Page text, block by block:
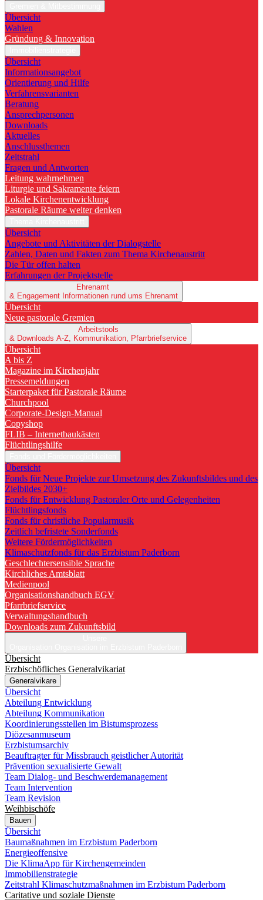
Übersicht
Wahlen
Gründung & Innovation
Übersicht
Informationsangebot
Orientierung und Hilfe
Verfahrensvarianten
Beratung
Ansprechpersonen
Downloads
Aktuelles
Anschlussthemen
Zeitstrahl
Fragen und Antworten
Leitung wahrnehmen
Liturgie und Sakramente feiern
Lokale Kirchenentwicklung
Pastorale Räume weiter denken
Übersicht
Angebote und Aktivitäten der Dialogstelle
Zahlen, Daten und Fakten zum Thema Kirchenaustritt
Die Tür offen halten
Erfahrungen der Projektstelle
Ehrenamt
& Engagement Informationen rund ums Ehrenamt
Übersicht
Neue pastorale Gremien
Arbeitstools
& Downloads A-Z, Kommunikation, Pfarrbriefservice
Übersicht
A bis Z
Magazine im Kirchenjahr
Pressemeldungen
Starterpaket für Pastorale Räume
Churchpool
Corporate-Design-Manual
Copyshop
FLIB – Internetbaukästen
Flüchtlingshilfe
Übersicht
Fonds für Neue Projekte zur Umsetzung des Zukunftsbildes und des
Zielbildes 2030+
Fonds für Entwicklung Pastoraler Orte und Gelegenheiten
Flüchtlingsfonds
Fonds für christliche Popularmusik
Zeitlich befristete Sonderfonds
Weitere Fördermöglichkeiten
Klimaschutzfonds für das Erzbistum Paderborn
Geschlechtersensible Sprache
Kirchliches Amtsblatt
Medienpool
Organisationshandbuch EGV
Pfarrbriefservice
Verwaltungshandbuch
Downloads zum Zukunftsbild
Übersicht
Erzbischöfliches Generalvikariat
Generalvikare
Übersicht
Abteilung Entwicklung
Abteilung Kommunikation
Koordinierungsstellen im Bistumsprozess
Diözesanmuseum
Erzbistumsarchiv
Beauftragter für Missbrauch geistlicher Autorität
Prävention sexualisierte Gewalt
Team Dialog- und Beschwerdemanagement
Team Intervention
Team Revision
Weihbischöfe
Bauen
Übersicht
Baumaßnahmen im Erzbistum Paderborn
Energieoffensive
Die KlimaApp für Kirchengemeinden
Immobilienstrategie
Zeitstrahl Klimaschutzmaßnahmen im Erzbistum Paderborn
Caritative und soziale Dienste